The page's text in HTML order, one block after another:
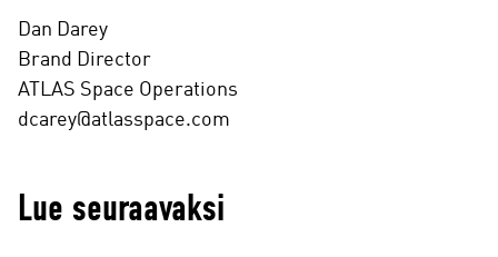
Dan Darey
Brand Director
ATLAS Space Operations
dcarey@atlasspace.com
Lue seuraavaksi